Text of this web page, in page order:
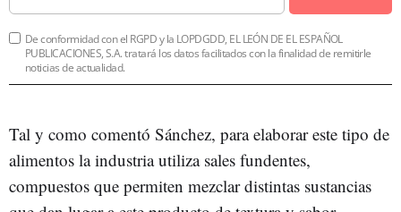
De conformidad con el RGPD y la LOPDGDD, EL LEÓN DE EL ESPAÑOL
PUBLICACIONES, S.A. tratará los datos facilitados con la finalidad de remitirle
noticias de actualidad.
Tal y como comentó Sánchez, para elaborar este tipo de
alimentos la industria utiliza sales fundentes,
compuestos que permiten mezclar distintas sustancias